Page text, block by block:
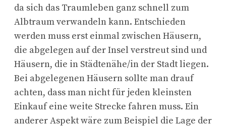
da sich das Traumleben ganz schnell zum
Albtraum verwandeln kann. Entschieden
werden muss erst einmal zwischen Häusern,
die abgelegen auf der Insel verstreut sind und
Häusern, die in Städtenähe/in der Stadt liegen.
Bei abgelegenen Häusern sollte man drauf
achten, dass man nicht für jeden kleinsten
Einkauf eine weite Strecke fahren muss. Ein
anderer Aspekt wäre zum Beispiel die Lage der